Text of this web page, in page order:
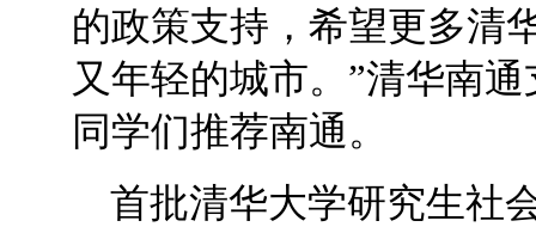
的政策支持，希望更多清
又年轻的城市。”清华南
同学们推荐南通。
首批清华大学研究生社